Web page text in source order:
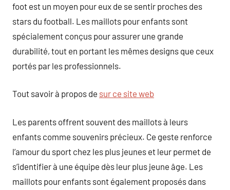
foot est un moyen pour eux de se sentir proches des
stars du football. Les maillots pour enfants sont
spécialement conçus pour assurer une grande
durabilité, tout en portant les mêmes designs que ceux
portés par les professionnels.
Tout savoir à propos de sur ce site web
Les parents offrent souvent des maillots à leurs
enfants comme souvenirs précieux. Ce geste renforce
l’amour du sport chez les plus jeunes et leur permet de
s’identifier à une équipe dès leur plus jeune âge. Les
maillots pour enfants sont également proposés dans